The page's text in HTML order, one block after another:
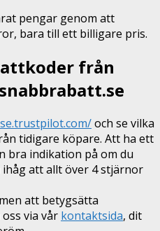
pengar genom att
bara till ett billigare pris.
från
och se vilka
tidigare köpare. Att ha ett
bra indikation på om du
ihåg att allt över 4 stjärnor
att betygsätta
via vår kontaktsida, dit